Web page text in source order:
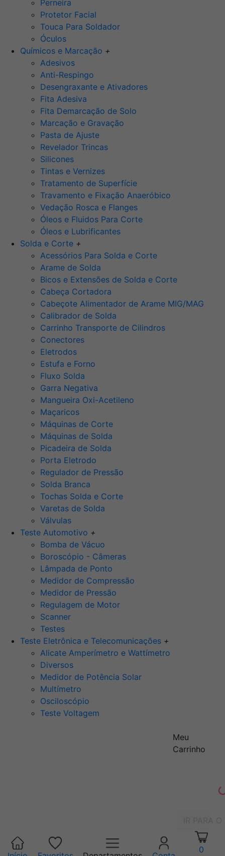
Perneira
Protetor Facial
Touca Para Soldador
Óculos
Químicos e Marcação +
Adesivos
Anti-Respingo
Desengraxante e Ativadores
Fita Adesiva
Fita Demarcação de Solo
Marcação e Gravação
Pasta de Ajuste
Revelador Trincas
Silicones
Tintas e Vernizes
Tratamento de Superfície
Travamento e Fixação Anaeróbico
Vedação Rosca e Flanges
Óleos e Fluidos Para Corte
Óleos e Lubrificantes
Solda e Corte +
Acessórios Para Solda e Corte
Arame de Solda
Bicos e Extensões de Solda e Corte
Cabeça Cortadora
Cabeçote Alimentador de Arame MIG/MAG
Calibrador de Solda
Carrinho Transporte de Cilindros
Conectores
Eletrodos
Estufa e Forno
Fluxo Solda
Garra Negativa
Mangueira Oxi-Acetileno
Maçaricos
Máquinas de Corte
Máquinas de Solda
Picadeira de Solda
Porta Eletrodo
Regulador de Pressão
Solda Branca
Tochas Solda e Corte
Varetas de Solda
Válvulas
Teste Automotivo +
Bomba de Vácuo
Boroscópio - Câmeras
Lâmpada de Ponto
Medidor de Compressão
Medidor de Pressão
Regulagem de Motor
Scanner
Testes
Teste Eletrônica e Telecomunicações +
Alicate Amperímetro e Wattímetro
Diversos
Medidor de Potência Solar
Multímetro
Osciloscópio
Teste Voltagem
Meu
Carrinho
0